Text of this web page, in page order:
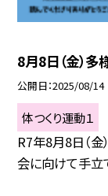
8月8日（金）多
公開日 2025/08/14
体つくり運動１
R7年8月8日（
会に向けて手立